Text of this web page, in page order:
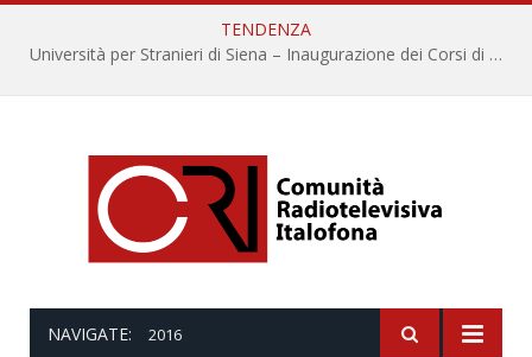
TENDENZA
Università per Stranieri di Siena – Inaugurazione dei Corsi di Lingua e Cultura Italiana, 109a annata
NAVIGATE: 2016